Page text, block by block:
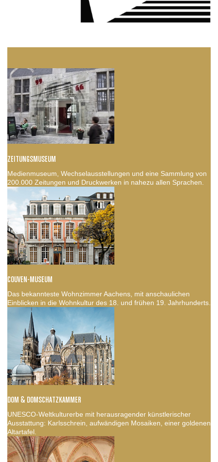
ZEITUNGSMUSEUM
Medienmuseum, Wechselausstellungen und eine Sammlung von
200.000 Zeitungen und Druckwerken in nahezu allen Sprachen.
COUVEN-MUSEUM
Das bekannteste Wohnzimmer Aachens, mit anschaulichen
Einblicken in die Wohnkultur des 18. und frühen 19. Jahrhunderts.
DOM & DOMSCHATZKAMMER
UNESCO-Weltkulturerbe mit herausragender künstlerischer
Ausstattung: Karlsschrein, aufwändigen Mosaiken, einer goldenen
Altartafel.